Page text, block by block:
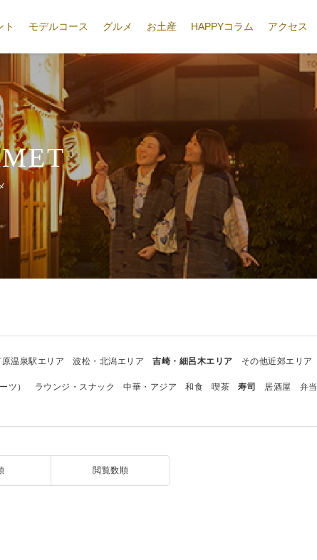
ト モデルコース グルメ お土産 HAPPYコラム アクセス
温泉駅エリア 波松・北潟エリア 吉崎・細呂木エリア その他近郊エリア
ツ） ラウンジ・スナック 中華・アジア 和食 喫茶 寿司 居酒屋 弁当
閲覧数順